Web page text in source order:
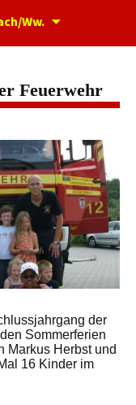
Ww.
Feuerwehr
der
Sommerferien
Markus Herbst und
16 Kinder im